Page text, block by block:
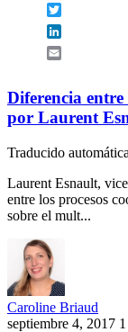
Diferencia
por Laurent
Traducido
Laurent Esnault,
entre los procesos
sobre el mult...
Caroline Briaud
septiembre 4, 2017